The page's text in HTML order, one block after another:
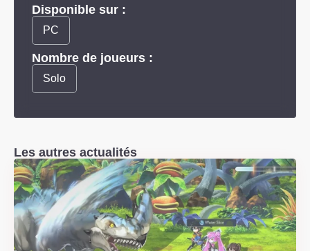
Disponible sur :
PC
Nombre de joueurs :
Solo
Les autres actualités